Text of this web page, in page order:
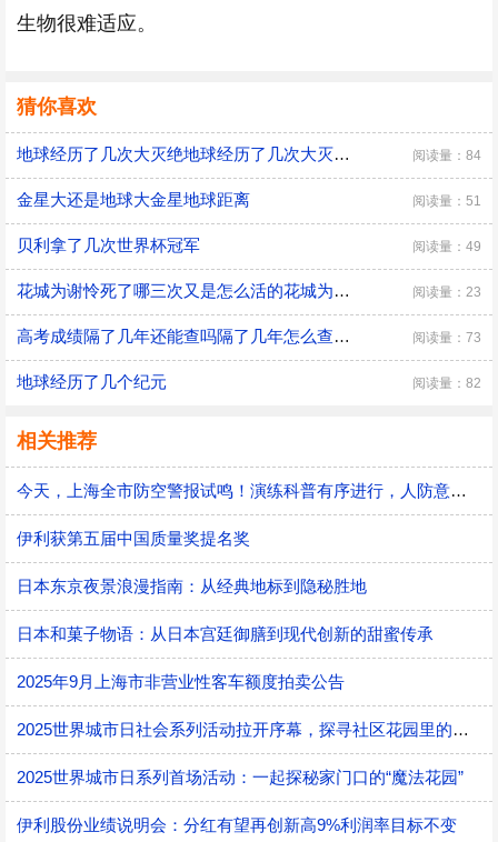
生物很难适应。
猜你喜欢
地球经历了几次大灭绝地球经历了几次大灭绝图片 阅读量：84
金星大还是地球大金星地球距离 阅读量：51
贝利拿了几次世界杯冠军 阅读量：49
花城为谢怜死了哪三次又是怎么活的花城为谢怜怎么复活的 阅读量：23
高考成绩隔了几年还能查吗隔了几年怎么查高考成绩 阅读量：73
地球经历了几个纪元 阅读量：82
相关推荐
今天，上海全市防空警报试鸣！演练科普有序进行，人防意识“声入人心”
伊利获第五届中国质量奖提名奖
日本东京夜景浪漫指南：从经典地标到隐秘胜地
日本和菓子物语：从日本宫廷御膳到现代创新的甜蜜传承
2025年9月上海市非营业性客车额度拍卖公告
2025世界城市日社会系列活动拉开序幕，探寻社区花园里的智慧应用
2025世界城市日系列首场活动：一起探秘家门口的“魔法花园”
伊利股份业绩说明会：分红有望再创新高9%利润率目标不变